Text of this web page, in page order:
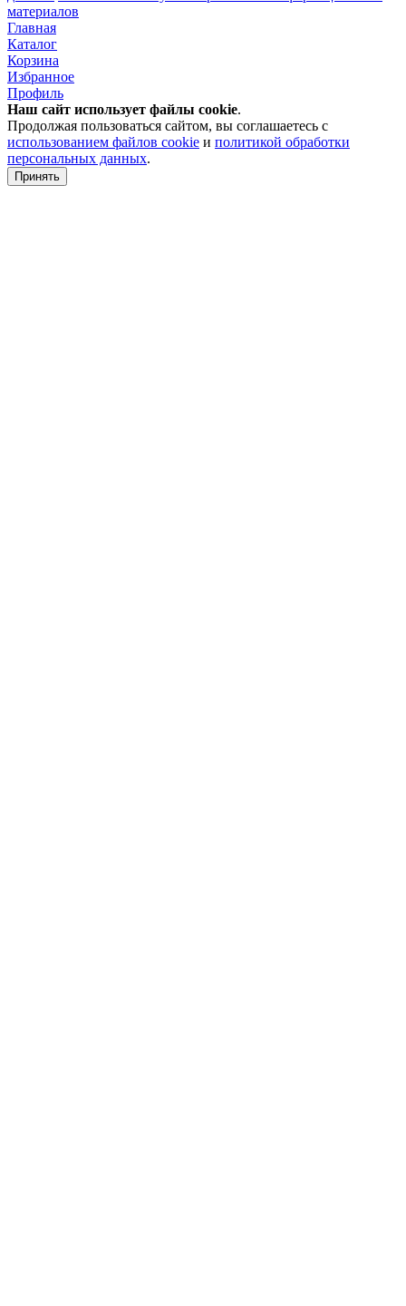
материалов
Главная
Каталог
Корзина
Избранное
Профиль
Наш сайт использует файлы cookie.
Продолжая пользоваться сайтом, вы соглашаетесь с
использованием файлов cookie и политикой обработки
персональных данных.
Принять